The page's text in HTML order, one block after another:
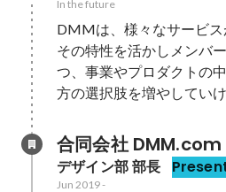
In the future
DMMは、様々なサービス
その特性を活かしメンバ
つ、事業やプロダクトの
方の選択肢を増やしてい
合同会社 DMM.com
デザイン部 部長
Jun 2019-